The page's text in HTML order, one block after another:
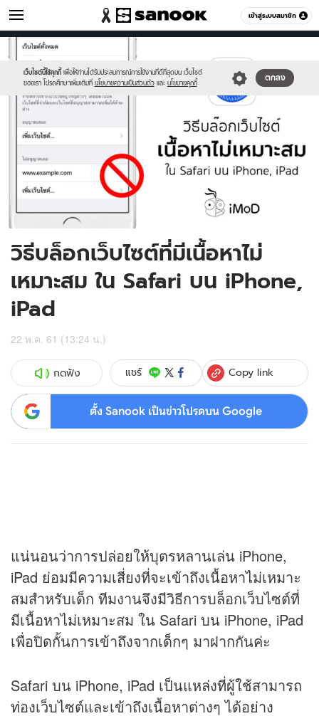
เข้าสู่ระบบสมาชิก
ไอที หมวดอื่นๆ
เว็บไซต์นี้ใช้คุกกี้ เพื่อให้ท่านได้รับประสบการณ์การใช้งานที่ดีที่สุดบน เว็บไซต์
ของเรา โปรดศึกษาเพิ่มเติมที่ นโยบายความเป็นส่วนตัว และ นโยบายคุกกี้
ตกลง
Sanook
//s.isanook.com/sr/0/images/logo-
new-
sanook.png
600
//s.isanook.com/hi/0/ud/290/1452353/untitled-
1.jpg
วิธีบล็อกเว็บไซต์ที่มีเนื้อหาไม่
เหมาะสม ใน Safari บน iPhone,
iPad
22 พ.ค. 61 (13:24 น.)
กดฟัง แชร์ Copy link
ตั้ง Sanook เป็นข่าวโปรดบน Google
แน่นอนว่าการปล่อยให้บุตรหลานเล่น iPhone,
iPad ย่อมมีความเสี่ยงที่จะเข้าถึงเนื้อหาไม่เหมาะ
สมสำหรับเด็ก ทีมงานจึงมีวิธีการบล็อกเว็บไซต์ที่
มีเนื้อหาไม่เหมาะสม ใน Safari บน iPhone, iPad
เพื่อปิดกั้นการเข้าถึงจากเด็กๆ มาฝากกันค่ะ
Safari บน iPhone, iPad เป็นแหล่งที่ผู้ใช้สามารถ
ท่องเว็บไซต์และเข้าถึงเนื้อหาต่างๆ ได้อย่าง